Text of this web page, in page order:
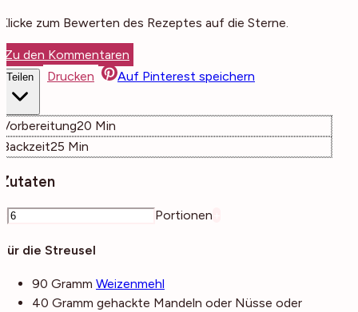
Klicke zum Bewerten des Rezeptes auf die Sterne.
Zu den Kommentaren
Teilen Drucken Auf Pinterest speichern
Vorbereitung20 Minuten
Min
Backzeit25 Minuten
Min
Zutaten
Portionen
Für die Streusel
90 Gramm Weizenmehl
40 Gramm gehackte Mandeln oder Nüsse oder